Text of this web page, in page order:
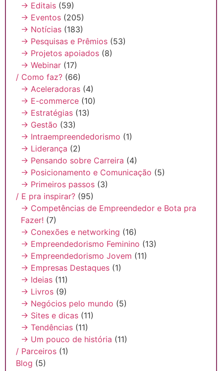
→ Editais (59)
→ Eventos (205)
→ Notícias (183)
→ Pesquisas e Prêmios (53)
→ Projetos apoiados (8)
→ Webinar (17)
/ Como faz? (66)
→ Aceleradoras (4)
→ E-commerce (10)
→ Estratégias (13)
→ Gestão (33)
→ Intraempreendedorismo (1)
→ Liderança (2)
→ Pensando sobre Carreira (4)
→ Posicionamento e Comunicação (5)
→ Primeiros passos (3)
/ E pra inspirar? (95)
→ Competências de Empreendedor e Bota pra
Fazer! (7)
→ Conexões e networking (16)
→ Empreendedorismo Feminino (13)
→ Empreendedorismo Jovem (11)
→ Empresas Destaques (1)
→ Ideias (11)
→ Livros (9)
→ Negócios pelo mundo (5)
→ Sites e dicas (11)
→ Tendências (11)
→ Um pouco de história (11)
/ Parceiros (1)
Blog (5)